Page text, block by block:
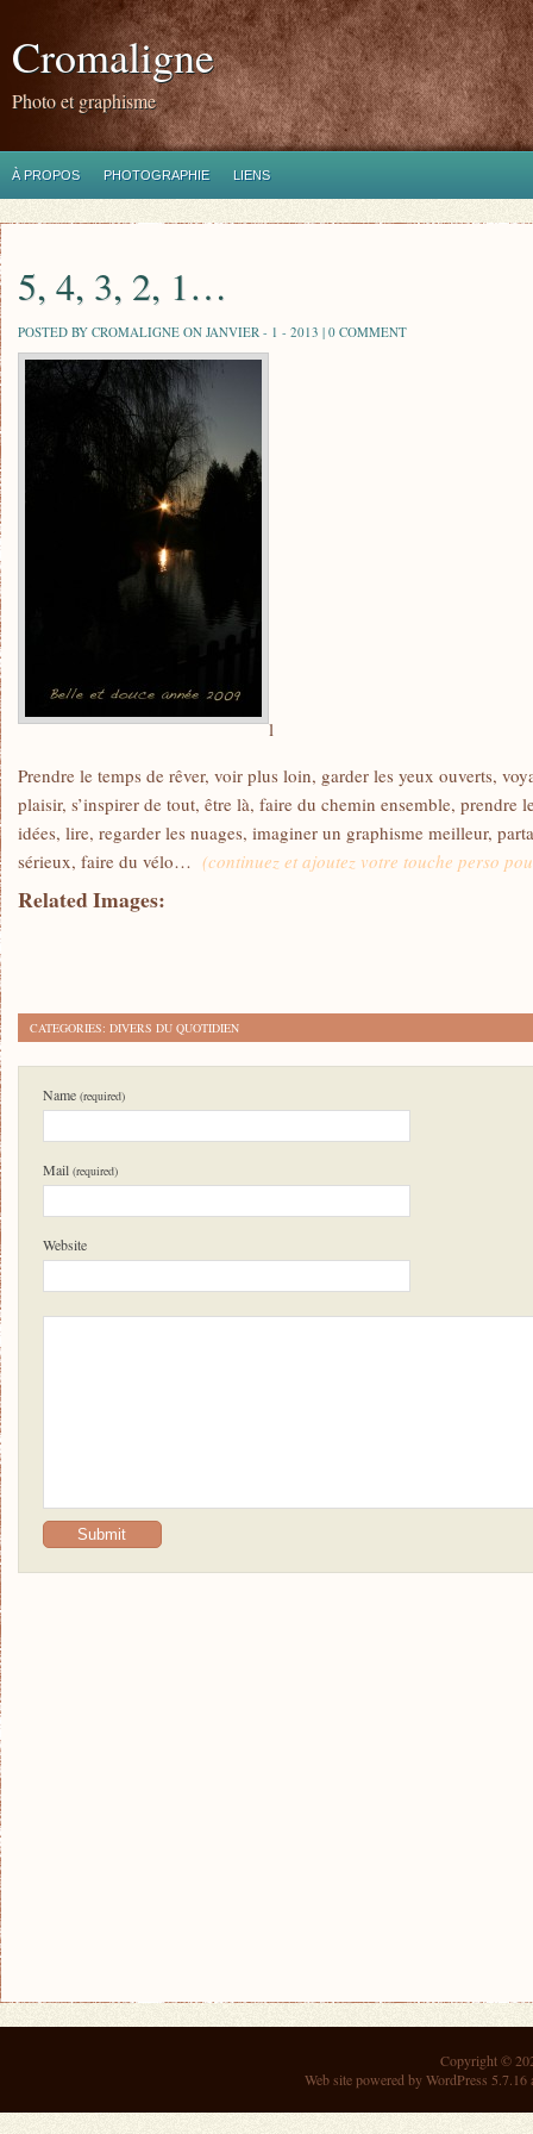
Cromaligne
Photo et graphisme
À PROPOS PHOTOGRAPHIE LIENS
5, 4, 3, 2, 1…
POSTED BY CROMALIGNE ON JANVIER - 1 - 2013 | 0 COMMENT
l
Prendre le temps de rêver, voir plus loin, garder les yeux ouverts,
plaisir, s’inspirer de tout, être là, faire du chemin ensemble, prendre
idées, lire, regarder les nuages, imaginer un graphisme meilleur,
sérieux, faire du vélo… (continuez et ajoutez votre touche perso
Related Images:
CATEGORIES: DIVERS DU QUOTIDIEN
Name (required)
Mail (required)
Website
Copyright ©
Web site powered byWordPress 5.7.16